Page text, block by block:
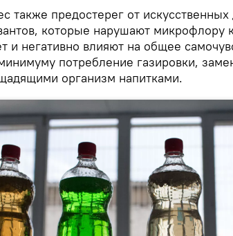
также предостерег от
которые нарушают микрофлору
и негативно влияют на общее
потребление газировки,
организм напитками.